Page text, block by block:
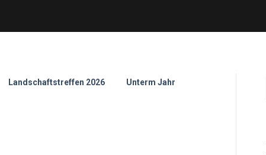
Landschaftstreffen 2026 Unterm Jahr